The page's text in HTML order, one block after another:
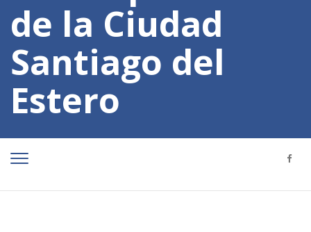
de la Ciudad
Santiago del
Estero